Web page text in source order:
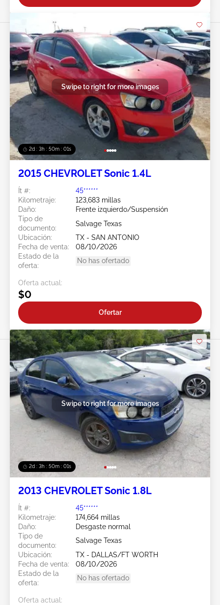
2d : 3h : 49m : 59s
Swipe to right for more images
2015 CHEVROLET Sonic 1.4L
Ít #:
45******
Kilometraje:
123,683 millas
Daño:
Frente izquierdo/Suspensión
Tipo de
documento:
Salvage Texas
Ubicación:
TX - SAN ANTONIO
Fecha de venta:
08/10/2026
Estado de la
oferta:
No has ofertado
Oferta actual:
$0
Ofertar
2d : 3h : 49m : 59s
Swipe to right for more images
2013 CHEVROLET Sonic 1.8L
Ít #:
45******
Kilometraje:
174,664 millas
Daño:
Desgaste normal
Tipo de
documento:
Salvage Texas
Ubicación:
TX - DALLAS/FT WORTH
Fecha de venta:
08/10/2026
Estado de la
oferta:
No has ofertado
Oferta actual: